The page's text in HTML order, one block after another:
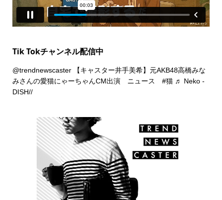
Tik Tokチャンネル配信中
@trendnewscaster【キャスター井手美希】元AKB48高橋みな
みさんの愛猫にゃーちゃんCM出演 ニュース #猫 ♬ Neko -
DISH//